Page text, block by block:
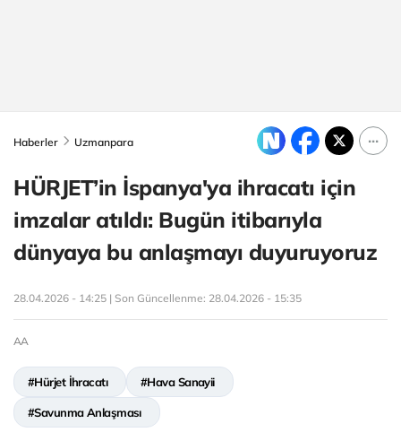
Haberler Uzmanpara
HÜRJET’in İspanya'ya ihracatı için
imzalar atıldı: Bugün itibarıyla
dünyaya bu anlaşmayı duyuruyoruz
28.04.2026 - 14:25 | Son Güncellenme: 28.04.2026 - 15:35
AA
#Hürjet İhracatı #Hava Sanayii
#Savunma Anlaşması